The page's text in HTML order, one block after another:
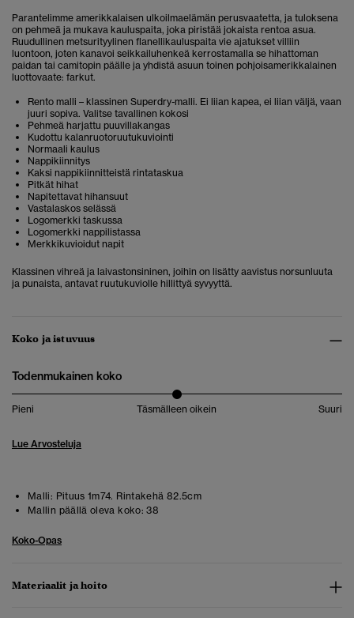
Parantelimme amerikkalaisen ulkoilmaelämän perusvaatetta, ja tuloksena
on pehmeä ja mukava kauluspaita, joka piristää jokaista rentoa asua.
Ruudullinen metsurityylinen flanellikauluspaita vie ajatukset villiin
luontoon, joten kanavoi seikkailuhenkeä kerrostamalla se hihattoman
paidan tai camitopin päälle ja yhdistä asuun toinen pohjoisamerikkalainen
luottovaate: farkut.
Rento malli – klassinen Superdry-malli. Ei liian kapea, ei liian väljä, vaan
juuri sopiva. Valitse tavallinen kokosi
Pehmeä harjattu puuvillakangas
Kudottu kalanruotoruutukuviointi
Normaali kaulus
Nappikiinnitys
Kaksi nappikiinnitteistä rintataskua
Pitkät hihat
Napitettavat hihansuut
Vastalaskos selässä
Logomerkki taskussa
Logomerkki nappilistassa
Merkkikuvioidut napit
Klassinen vihreä ja laivastonsininen, joihin on lisätty aavistus norsunluuta
ja punaista, antavat ruutukuviolle hillittyä syvyyttä.
Koko ja istuvuus
Todenmukainen koko
Pieni Täsmälleen oikein Suuri
Lue Arvosteluja
Malli: Pituus 1m74. Rintakehä 82.5cm
Mallin päällä oleva koko: 38
Koko-Opas
Materiaalit ja hoito